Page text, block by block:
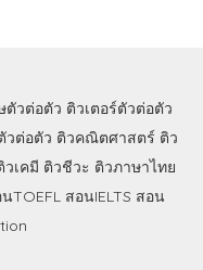
ตัวต่อตัว ติวเตอร์ตัวต่อตัว
วต่อตัว ติวคณิตศาสตร์ ติว
วเคมี ติวชีวะ ติวภาษาไทย
TOEFL สอนIELTS สอน